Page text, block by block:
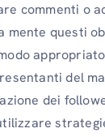
commenti o
mente questi
del
dei